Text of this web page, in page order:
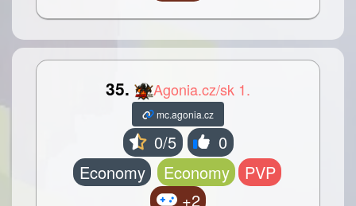
35. Agonia.cz/sk 1.
mc.agonia.cz
0/5
0
Economy
Economy
PVP
+2